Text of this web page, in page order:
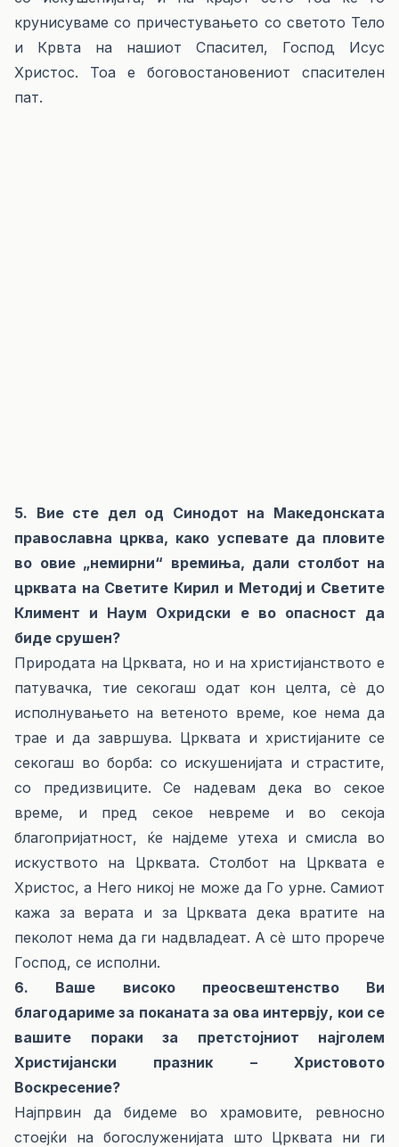
крунисуваме со причестувањето со светото Тело
и Крвта на нашиот Спасител, Господ Исус
Христос. Тоа е боговостановениот спасителен
пат.
5. Вие сте дел од Синодот на Македонската
православна црква, како успевате да пловите
во овие „немирни“ времиња, дали столбот на
црквата на Светите Кирил и Методиј и Светите
Климент и Наум Охридски е во опасност да
биде срушен?
Природата на Црквата, но и на христијанството е
патувачка, тие секогаш одат кон целта, сѐ до
исполнувањето на ветеното време, кое нема да
трае и да завршува. Црквата и христијаните се
секогаш во борба: со искушенијата и страстите,
со предизвиците. Се надевам дека во секое
време, и пред секое невреме и во секоја
благопријатност, ќе најдеме утеха и смисла во
искуството на Црквата. Столбот на Црквата е
Христос, а Него никој не може да Го урне. Самиот
кажа за верата и за Црквата дека вратите на
пеколот нема да ги надвладеат. А сѐ што прорече
Господ, се исполни.
6. Ваше високо преосвештенство Ви
благодариме за поканата за ова интервју, кои се
вашите пораки за претстојниот најголем
Христијански празник – Христовото
Воскресение?
Најпрвин да бидеме во храмовите, ревносно
стоејќи на богослуженијата што Црквата ни ги